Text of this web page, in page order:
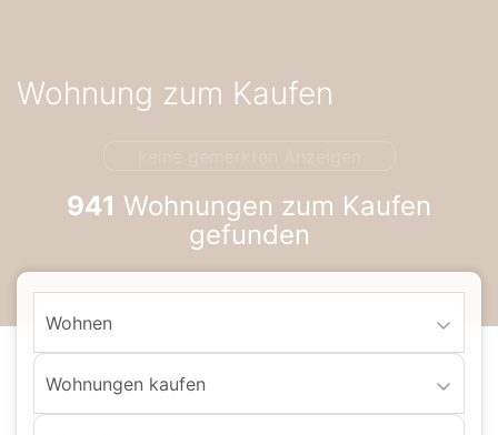
zur
Navigation
Wohnung zum Kaufen
941 Wohnungen zum Kaufen
gefunden
Wohnen
Wohnungen kaufen